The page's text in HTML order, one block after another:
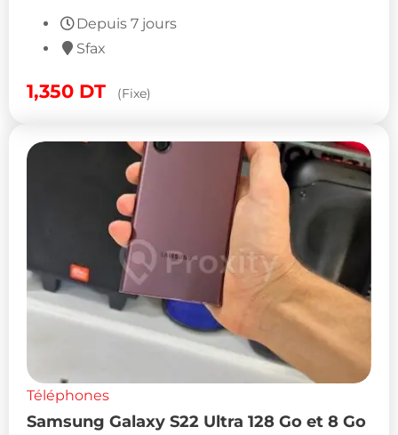
Depuis 7 jours
Sfax
1,350 DT (Fixe)
Téléphones
Samsung Galaxy S22 Ultra 128 Go et 8 Go